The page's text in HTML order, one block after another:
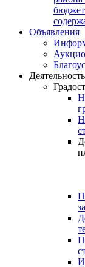
Объявления
Деятельность